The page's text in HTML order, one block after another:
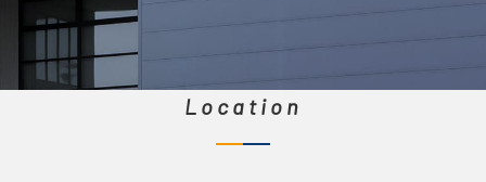
Location